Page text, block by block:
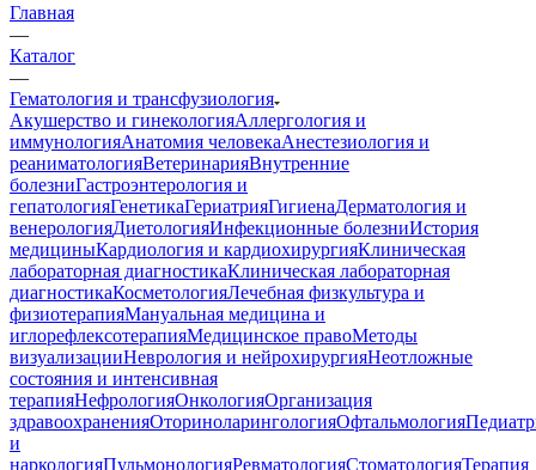
Главная
—
Каталог
—
Гематология и трансфузиология
Акушерство и гинекологияАллергология и
иммунологияАнатомия человекаАнестезиология и
реаниматологияВетеринарияВнутренние
болезниГастроэнтерология и
гепатологияГенетикаГериатрияГигиенаДерматология и
венерологияДиетологияИнфекционные болезниИстория
медициныКардиология и кардиохирургияКлиническая
лабораторная диагностикаКлиническая лабораторная
диагностикаКосметологияЛечебная физкультура и
физиотерапияМануальная медицина и
иглорефлексотерапияМедицинское правоМетоды
визуализацииНеврология и нейрохирургияНеотложные
состояния и интенсивная
терапияНефрологияОнкологияОрганизация
здравоохраненияОториноларингологияОфтальмология
и
наркологияПульмонологияРевматологияСтоматологияТерапия